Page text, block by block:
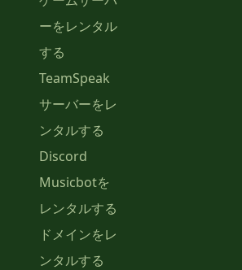
ーをレンタル
する
TeamSpeak
サーバーをレ
ンタルする
Discord
Musicbotを
レンタルする
ドメインをレ
ンタルする